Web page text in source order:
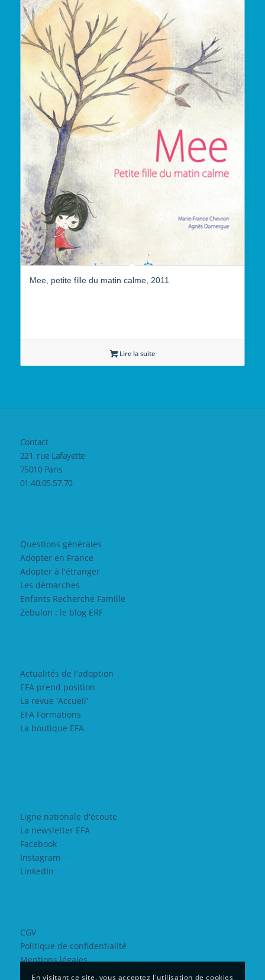
Mee, petite fille du matin calme, 2011
Lire la suite
Contact
221, rue Lafayette
75010 Paris
01.40.05.57.70
Questions générales
Adopter en France
Adopter à l'étranger
Les démarches
Enfants Recherche Famille
Zebulon : le blog ERF
Actualités de l'adoption
EFA prend position
La revue 'Accueil'
EFA Formations
La boutique EFA
Ligne nationale d'écoute
La newsletter EFA
Facebook
Instagram
LinkedIn
CGV
Politique de confidentialité
Mentions légales
Contrat Engagement Républicain
En visitant ce site, vous acceptez l'utilisation de cookies